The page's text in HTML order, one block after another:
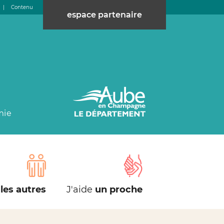
| Contenu
espace partenaire
autres J'aide un proche